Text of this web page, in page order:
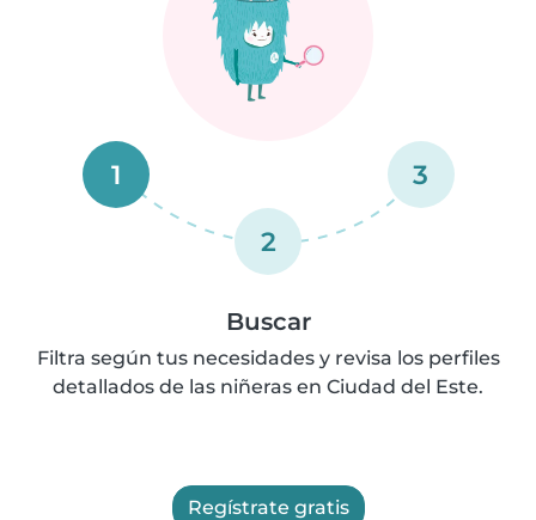
1
2
3
Buscar
Filtra según tus necesidades y revisa los perfiles
detallados de las niñeras en Ciudad del Este.
Regístrate gratis